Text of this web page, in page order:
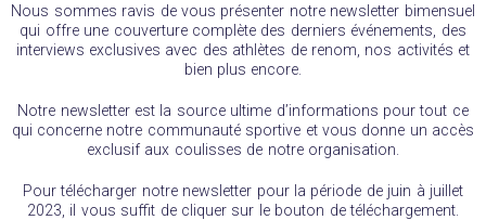
Nous sommes ravis de vous présenter notre newsletter bimensuel
qui offre une couverture complète des derniers événements, des
interviews exclusives avec des athlètes de renom, nos activités et
bien plus encore.
Notre newsletter est la source ultime d’informations pour tout ce
qui concerne notre communauté sportive et vous donne un accès
exclusif aux coulisses de notre organisation.
Pour télécharger notre newsletter pour la période de juin à juillet
2023, il vous suffit de cliquer sur le bouton de téléchargement.